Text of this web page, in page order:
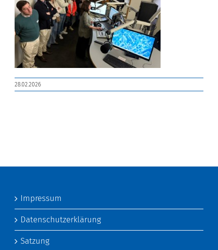
28.02.2026
Impressum
Datenschutzerklärung
Satzung